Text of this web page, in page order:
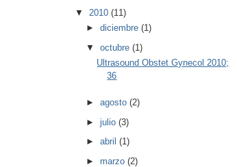
▼ 2010 (11)
► diciembre (1)
▼ octubre (1)
Ultrasound Obstet Gynecol 2010;
36
► agosto (2)
► julio (3)
► abril (1)
► marzo (2)